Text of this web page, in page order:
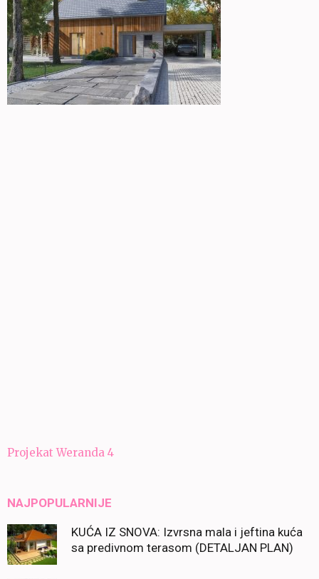
Navigacija
Projekat Weranda 4
NAJPOPULARNIJE
KUĆA IZ SNOVA: Izvrsna mala i jeftina kuća
sa predivnom terasom (DETALJAN PLAN)